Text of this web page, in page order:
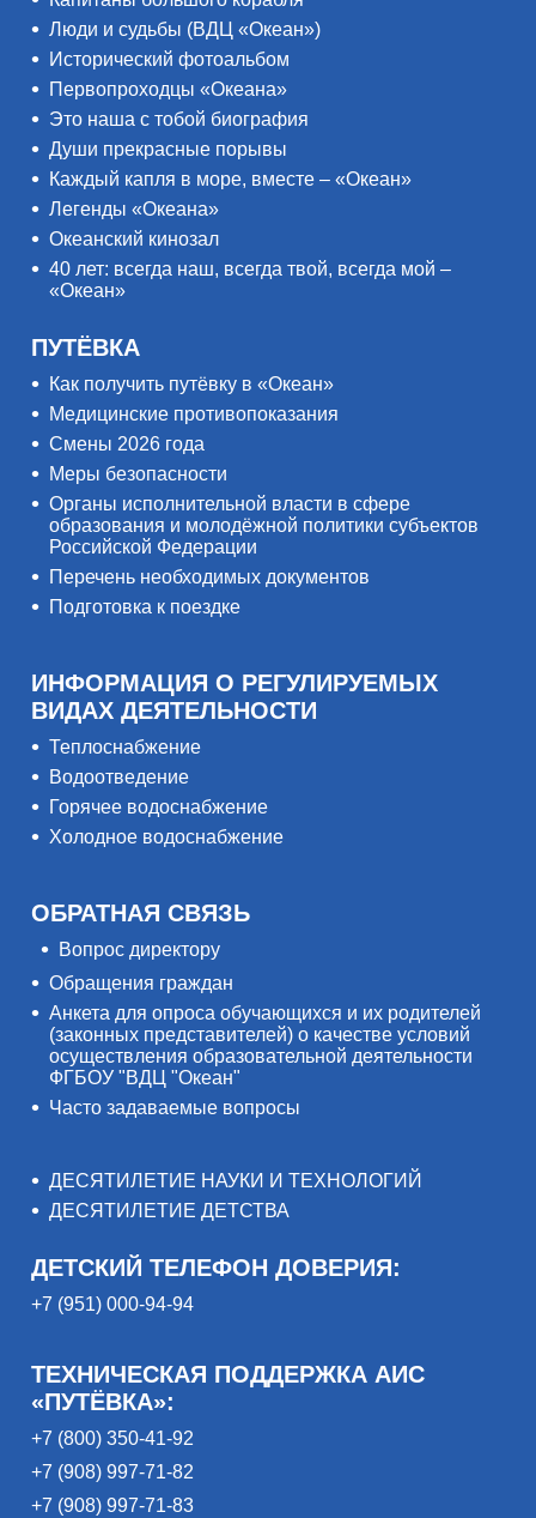
Люди и судьбы (ВДЦ «Океан»)
Исторический фотоальбом
Первопроходцы «Океана»
Это наша с тобой биография
Души прекрасные порывы
Каждый капля в море, вместе – «Океан»
Легенды «Океана»
Океанский кинозал
40 лет: всегда наш, всегда твой, всегда мой –
«Океан»
ПУТЁВКА
Как получить путёвку в «Океан»
Медицинские противопоказания
Смены 2026 года
Меры безопасности
Органы исполнительной власти в сфере
образования и молодёжной политики субъектов
Российской Федерации
Перечень необходимых документов
Подготовка к поездке
ИНФОРМАЦИЯ О РЕГУЛИРУЕМЫХ
ВИДАХ ДЕЯТЕЛЬНОСТИ
Теплоснабжение
Водоотведение
Горячее водоснабжение
Холодное водоснабжение
ОБРАТНАЯ СВЯЗЬ
Вопрос директору
Обращения граждан
Анкета для опроса обучающихся и их родителей
(законных представителей) о качестве условий
осуществления образовательной деятельности
ФГБОУ "ВДЦ "Океан"
Часто задаваемые вопросы
ДЕСЯТИЛЕТИЕ НАУКИ И ТЕХНОЛОГИЙ
ДЕСЯТИЛЕТИЕ ДЕТСТВА
ДЕТСКИЙ ТЕЛЕФОН ДОВЕРИЯ:
+7 (951) 000-94-94
ТЕХНИЧЕСКАЯ ПОДДЕРЖКА АИС
«ПУТЁВКА»:
+7 (800) 350-41-92
+7 (908) 997-71-82
+7 (908) 997-71-83